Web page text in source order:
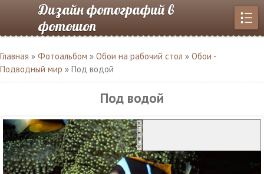
Дизайн фотографий в
фотошоп
Главная » Фотоальбом » Обои на рабочий стол » Обои -
Подводный мир » Под водой
Под водой